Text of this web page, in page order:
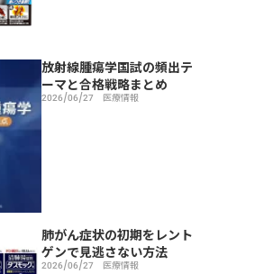
放射線腫瘍学国試の頻出テ
ーマと合格戦略まとめ
2026/06/27 医療情報
肺がん症状の初期をレント
ゲンで見逃さない方法
2026/06/27 医療情報